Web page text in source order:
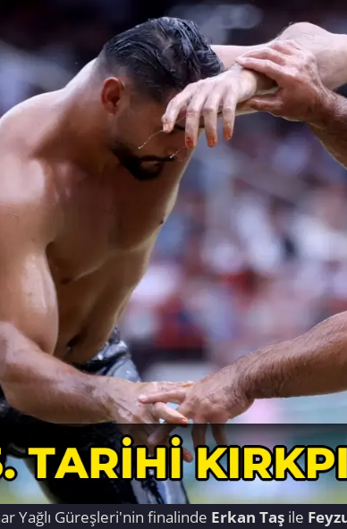
Yağlı Güreşleri'nin finalinde Erkan Taş ile